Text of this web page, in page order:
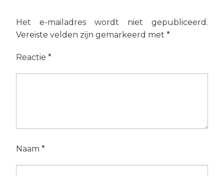
Het e-mailadres wordt niet gepubliceerd.
Vereiste velden zijn gemarkeerd met *
Reactie *
Naam *